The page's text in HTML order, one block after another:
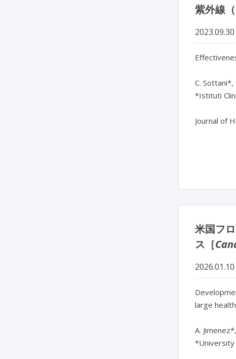
紫外線
2023.09.30
C. Sottani*,
*Istituti
Journal of
米国フ
ス［
2026.01.10
large
A.
*University